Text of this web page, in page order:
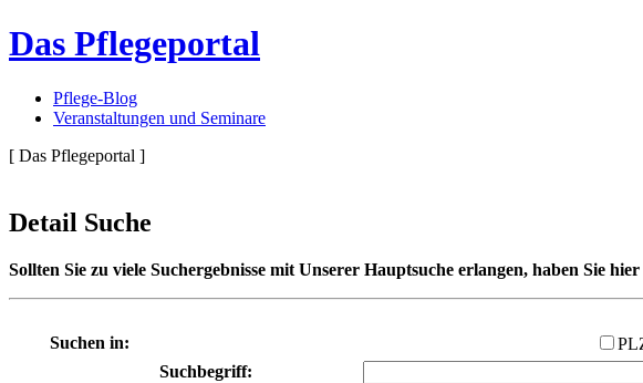
Das Pflegeportal
Pflege-Blog
Veranstaltungen und Seminare
[ Das Pflegeportal ]
Detail Suche
Sollten Sie zu viele Suchergebnisse mit Unserer Hauptsuche erlangen, haben Sie
Suchen in:
Suchbegriff: